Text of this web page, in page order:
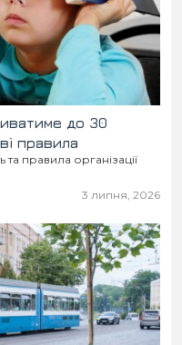
до 30
правила
правила організації
3 липня, 2026